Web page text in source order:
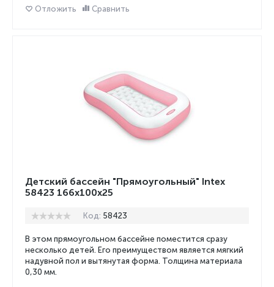
Отложить Сравнить
Детский бассейн "Прямоугольный" Intex
58423 166х100х25
Код: 58423
В этом прямоугольном бассейне поместится сразу
несколько детей. Его преимуществом является мягкий
надувной пол и вытянутая форма. Толщина материала
0,30 мм.